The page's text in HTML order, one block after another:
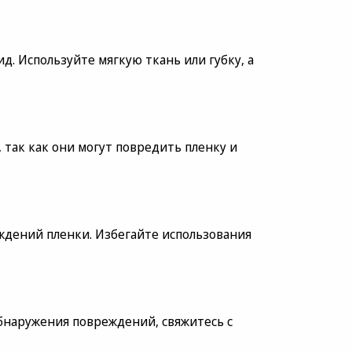
Используйте мягкую ткань или губку, а
как они могут повредить пленку и
пленки. Избегайте использования
повреждений, свяжитесь с